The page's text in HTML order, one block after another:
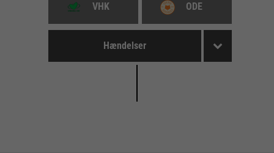
VHK ODE
Hændelser